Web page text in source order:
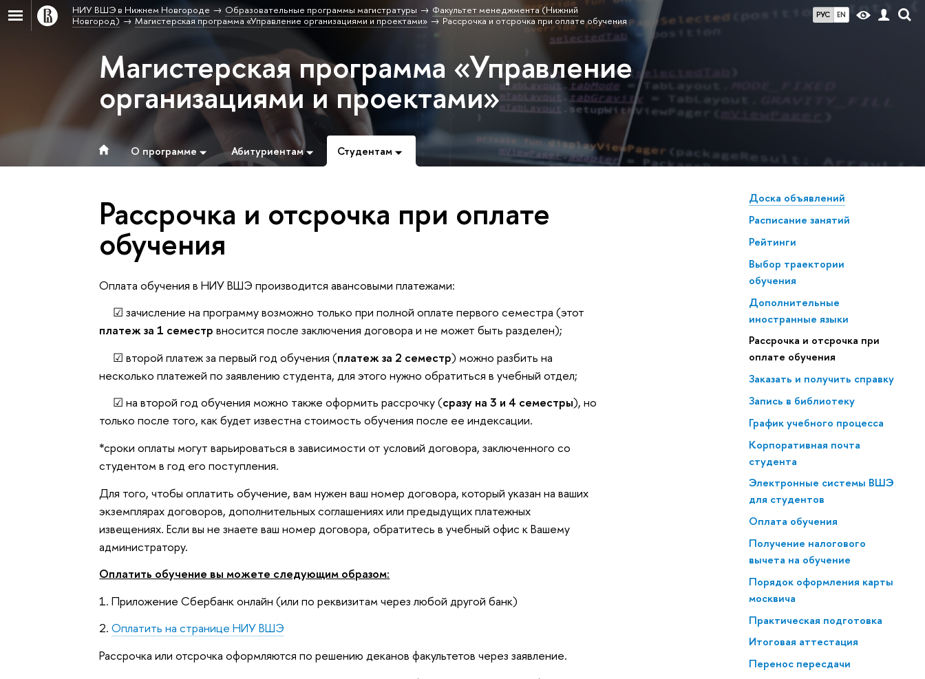
РУС EN
НИУ ВШЭ в Нижнем Новгороде Образовательные программы магистратуры
Факультет менеджмента (Нижний
Новгород)
Магистерская программа «Управление организациями и проектами» Рассрочка и отсрочка при оплате обучения
Магистерская программа «Управление
организациями и проектами»
О программе Абитуриентам Студентам
Доска объявлений
Расписание занятий
Рейтинги
Выбор траектории
обучения
Дополнительные
иностранные языки
Рассрочка и отсрочка при
оплате обучения
Заказать и получить справку
Запись в библиотеку
График учебного процесса
Корпоративная почта
студента
Электронные системы ВШЭ
для студентов
Оплата обучения
Получение налогового
вычета на обучение
Порядок оформления карты
москвича
Практическая подготовка
Итоговая аттестация
Перенос пересдачи
Рассрочка и отсрочка при оплате
обучения
Оплата обучения в НИУ ВШЭ производится авансовыми платежами:
☑ зачисление на программу возможно только при полной оплате первого семестра (этот
платеж за 1 семестр вносится после заключения договора и не может быть разделен);
☑ второй платеж за первый год обучения (платеж за 2 семестр) можно разбить на
несколько платежей по заявлению студента, для этого нужно обратиться в учебный отдел;
☑ на второй год обучения можно также оформить рассрочку (сразу на 3 и 4 семестры), но
только после того, как будет известна стоимость обучения после ее индексации.
*сроки оплаты могут варьироваться в зависимости от условий договора, заключенного со
студентом в год его поступления.
Для того, чтобы оплатить обучение, вам нужен ваш номер договора, который указан на ваших
экземплярах договоров, дополнительных соглашениях или предыдущих платежных
извещениях. Если вы не знаете ваш номер договора, обратитесь в учебный офис к Вашему
администратору.
Оплатить обучение вы можете следующим образом:
1. Приложение Сбербанк онлайн (или по реквизитам через любой другой банк)
2.Оплатитьна странице НИУ ВШЭ
Рассрочка или отсрочка оформляются по решению деканов факультетов через заявление.